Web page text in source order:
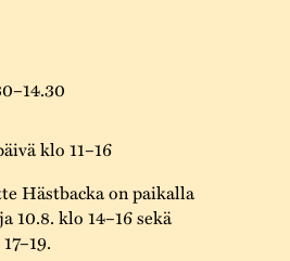
klo 11–16
Hästbacka on paikalla
10.8. klo 14–16 sekä